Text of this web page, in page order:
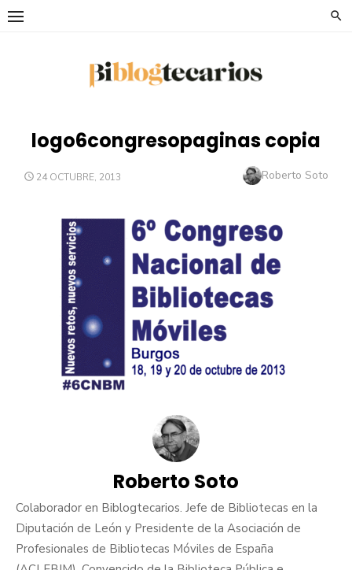
Saltar
logo6congresopaginas copia
PUBLICADO
24 OCTUBRE, 2013 Autor
Roberto Soto
Roberto Soto
Colaborador en Biblogtecarios. Jefe de Bibliotecas en la
Diputación de León y Presidente de la Asociación de
Profesionales de Bibliotecas Móviles de España